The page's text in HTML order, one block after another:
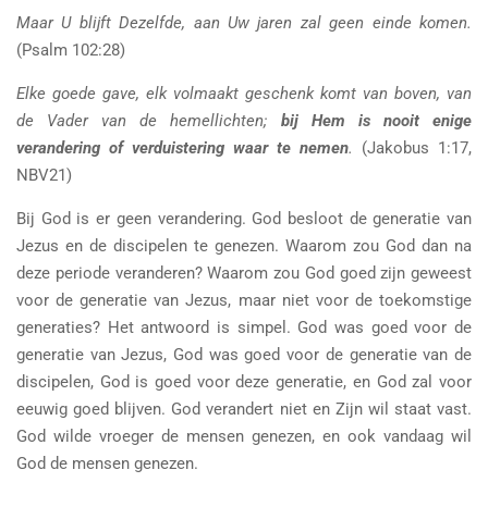
Maar U blijft Dezelfde, aan Uw jaren zal geen einde komen.
(Psalm 102:28)
Elke goede gave, elk volmaakt geschenk komt van boven, van
de Vader van de hemellichten; bij Hem is nooit enige
verandering of verduistering waar te nemen.
(Jakobus 1:17,
NBV21)
Bij God is er geen verandering. God besloot de generatie van
Jezus en de discipelen te genezen. Waarom zou God dan na
deze periode veranderen? Waarom zou God goed zijn geweest
voor de generatie van Jezus, maar niet voor de toekomstige
generaties? Het antwoord is simpel. God was goed voor de
generatie van Jezus, God was goed voor de generatie van de
discipelen, God is goed voor deze generatie, en God zal voor
eeuwig goed blijven. God verandert niet en Zijn wil staat vast.
God wilde vroeger de mensen genezen, en ook vandaag wil
God de mensen genezen.